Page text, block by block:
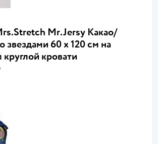
Mr.Jersy Какао/
звездами 60 x 120 см на
круглой кровати